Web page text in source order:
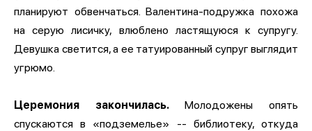
планируют обвенчаться. Валентина-подружка похожа
на серую лисичку, влюблено ластящуюся к супругу.
Девушка светится, а ее татуированный супруг выглядит
угрюмо.
Церемония закончилась.Молодожены опять
спускаются в «подземелье» -- библиотеку, откуда